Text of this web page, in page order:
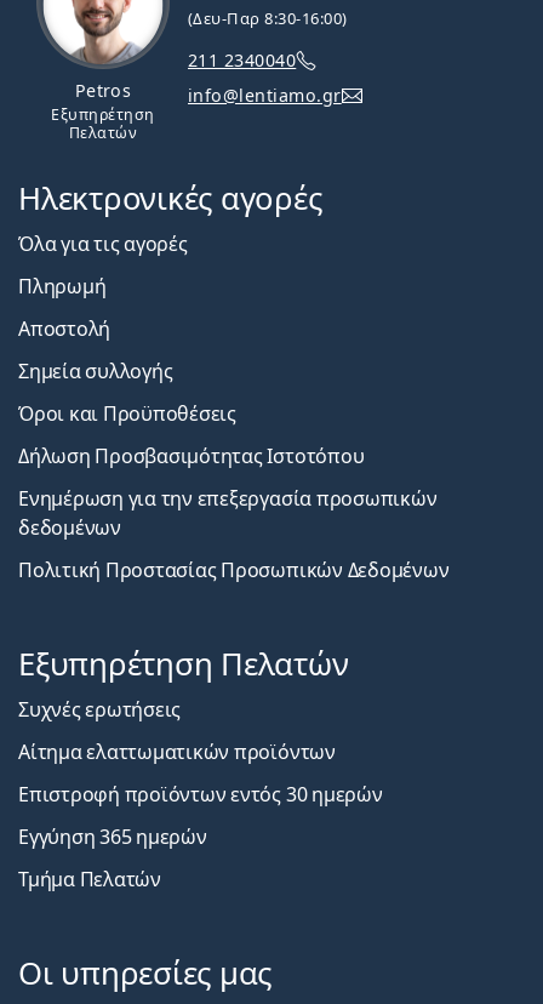
Petros
Εξυπηρέτηση
Πελατών
(Δευ-Παρ 8:30-16:00)
211 2340040
info@lentiamo.gr
Ηλεκτρονικές αγορές
Όλα για τις αγορές
Πληρωμή
Αποστολή
Σημεία συλλογής
Όροι και Προϋποθέσεις
Δήλωση Προσβασιμότητας Ιστοτόπου
Ενημέρωση για την επεξεργασία προσωπικών
δεδομένων
Πολιτική Προστασίας Προσωπικών Δεδομένων
Εξυπηρέτηση Πελατών
Συχνές ερωτήσεις
Αίτημα ελαττωματικών προϊόντων
Επιστροφή προϊόντων εντός 30 ημερών
Εγγύηση 365 ημερών
Τμήμα Πελατών
Οι υπηρεσίες μας